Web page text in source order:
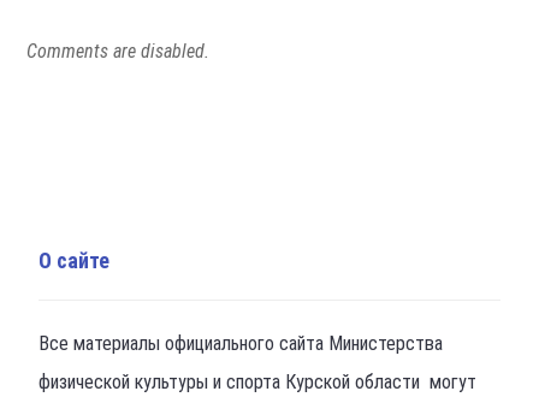
Comments are disabled.
О сайте
Все материалы официального сайта Министерства
физической культуры и спорта Курской области могут